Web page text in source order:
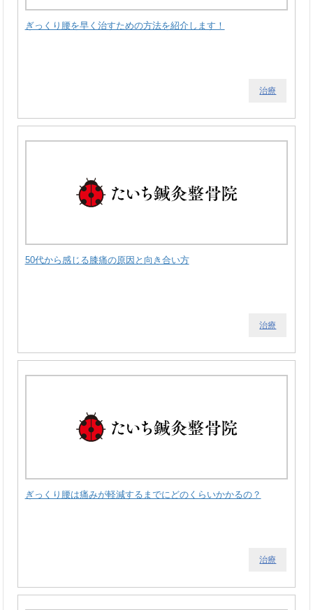
ぎっくり腰を早く治すための方法を紹介します！
治療
50代から感じる膝痛の原因と向き合い方
治療
ぎっくり腰は痛みが軽減するまでにどのくらいかかるの？
治療